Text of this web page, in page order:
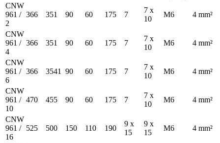
CNW
961 /
2
366 351 90 60 175 7
7 x
10
M6 4 mm²
CNW
961 /
4
366 351 90 60 175 7
7 x
10
M6 4 mm²
CNW
961 /
6
366 3541 90 60 175 7
7 x
10
M6 4 mm²
CNW
961 /
10
470 455 90 60 175 7
7 x
10
M6 4 mm²
CNW
961 /
16
525 500 150 110 190
9 x
15
9 x
15
M6 4 mm²